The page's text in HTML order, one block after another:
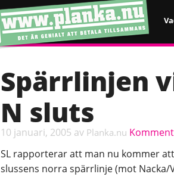
Spärrlinjen
N sluts
10 januari, 2005 av Planka.nu
SL rapporterar att man nu kommer
slussens norra spärrlinje (mot